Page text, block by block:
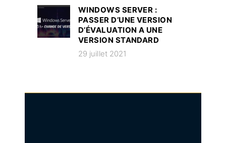
WINDOWS SERVER :
PASSER D’UNE VERSION
D’ÉVALUATION A UNE
VERSION STANDARD
29 juillet 2021